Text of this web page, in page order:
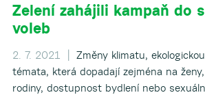
Zelení zahájili kampaň do
voleb
2. 7. 2021 |
Změny klimatu,
témata, která dopadají zejména na
rodiny, dostupnost bydlení nebo